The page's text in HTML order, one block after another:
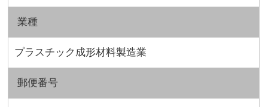
業種
プラスチック成形材料製造業
郵便番号